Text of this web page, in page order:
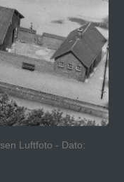
Luftfoto - Dato: